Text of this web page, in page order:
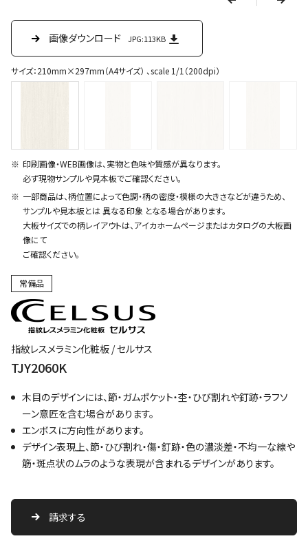
n
画像ダウンロード JPG:113KB
サイズ：210mm×297mm（A4サイズ） 、scale 1/1（200dpi）
画像ダウンロード JPG:40.3KB
画像ダウンロード JPG:15.9KB
画像ダウンロード JPG:49.1KB
印刷画像・WEB画像は、実物と色味や質感が異なります。
必ず現物サンプルや見本板でご確認ください。
一部商品は、柄位置によって色調・柄の密度・模様の大きさなどが違うため、
サンプルや見本板とは 異なる印象 となる場合があります。
大板サイズでの柄レイアウトは、アイカホームページまたはカタログの大板画
像にて
ご確認ください。
常備品
指紋レスメラミン化粧板 / セルサス
TJY2060K
木目のデザインには、節・ガムポケット・杢・ひび割れや釘跡・ラフソ
ーン意匠を含む場合があります。
エンボスに方向性があります。
デザイン表現上、節・ひび割れ・傷・釘跡・色の濃淡差・不均一な線や
筋・斑点状のムラのような表現が含まれるデザインがあります。
請求する